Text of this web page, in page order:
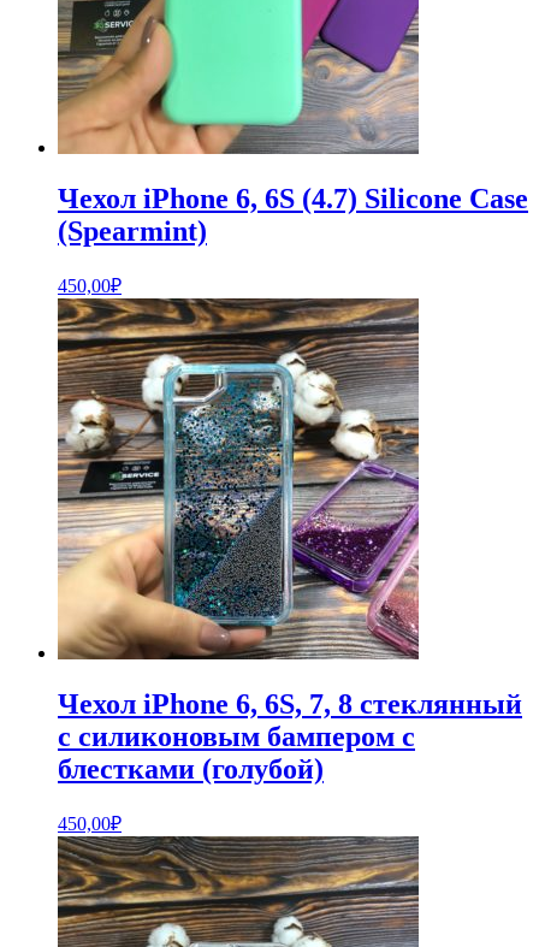
Чехол iPhone 6, 6S (4.7) Silicone Case
(Spearmint)
450,00₽
Чехол iPhone 6, 6S, 7, 8 стеклянный
с силиконовым бампером с
блестками (голубой)
450,00₽